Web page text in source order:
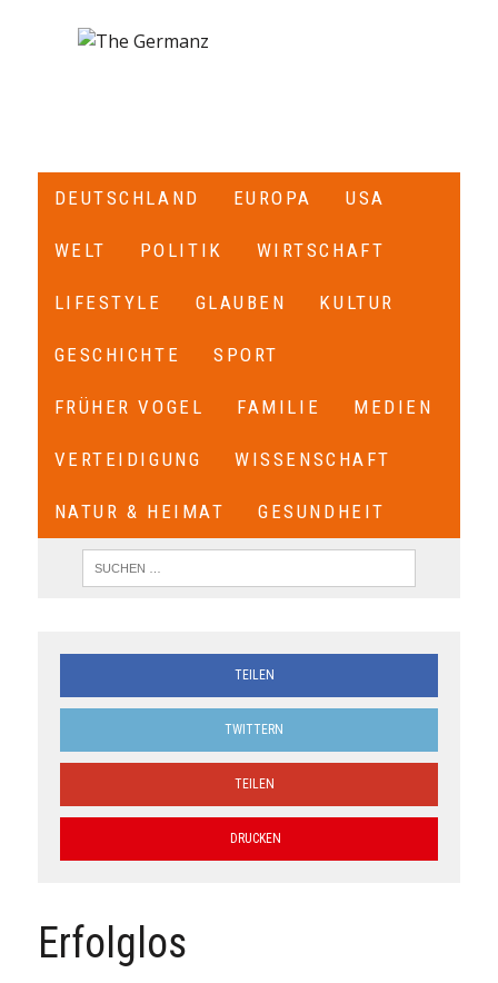
DEUTSCHLAND EUROPA USA
WELT POLITIK WIRTSCHAFT
LIFESTYLE GLAUBEN KULTUR
GESCHICHTE SPORT
FRÜHER VOGEL FAMILIE MEDIEN
VERTEIDIGUNG WISSENSCHAFT
NATUR & HEIMAT GESUNDHEIT
TEILEN
TWITTERN
TEILEN
DRUCKEN
Erfolglos